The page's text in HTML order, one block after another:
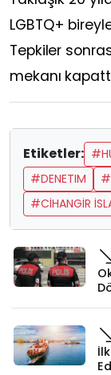
LGBTQ+
Tepkiler
mekanı
Etiketler:
#DENETIM
#CİHANGİR